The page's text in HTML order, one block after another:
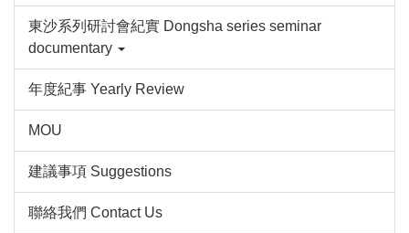
東沙系列研討會紀實 Dongsha series seminar
documentary
年度紀事 Yearly Review
MOU
建議事項 Suggestions
聯絡我們 Contact Us